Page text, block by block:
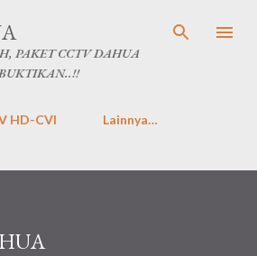
ke konten utama
PAKET CCTV DAHUA
HD-CVI Lainnya…